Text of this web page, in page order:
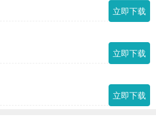
立即下载
立即下载
立即下载